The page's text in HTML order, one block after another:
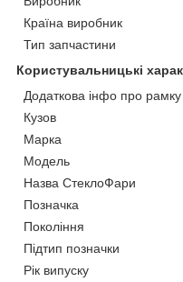
Країна виробник
Тип запчастини
Користувальницькі
Додаткова інфо про рамку
Кузов
Марка
Мoдель
Назва СтеклоФари
Позначка
Покоління
Підтип позначки
Рік випуску